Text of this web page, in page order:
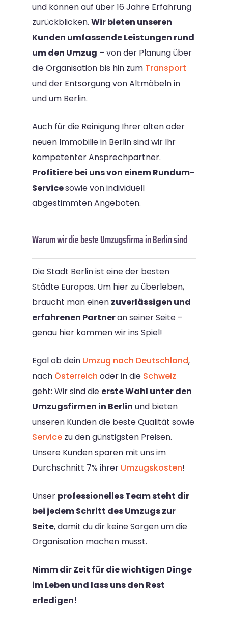
und können auf über 16 Jahre Erfahrung
zurückblicken. Wir bieten unseren
Kunden umfassende Leistungen rund
um den Umzug – von der Planung über
die Organisation bis hin zum Transport
und der Entsorgung von Altmöbeln in
und um Berlin.
Auch für die Reinigung Ihrer alten oder
neuen Immobilie in Berlin sind wir Ihr
kompetenter Ansprechpartner.
Profitiere bei uns von einem Rundum-
Servicesowie von individuell
abgestimmten Angeboten.
Warum wir die beste Umzugsfirma in Berlin sind
Die Stadt Berlin ist eine der besten
Städte Europas. Um hier zu überleben,
braucht man einen zuverlässigen und
erfahrenen Partneran seiner Seite –
genau hier kommen wir ins Spiel!
Egal ob dein Umzug nach Deutschland,
nach Österreich oder in die Schweiz
geht: Wir sind die erste Wahl unter den
Umzugsfirmen in Berlin und bieten
unseren Kunden die beste Qualität sowie
Service zu den günstigsten Preisen.
Unsere Kunden sparen mit uns im
Durchschnitt 7% ihrer Umzugskosten!
Unser professionelles Team steht dir
bei jedem Schritt des Umzugs zur
Seite, damit du dir keine Sorgen um die
Organisation machen musst.
Nimm dir Zeit für die wichtigen Dinge
im Leben und lass uns den Rest
erledigen!